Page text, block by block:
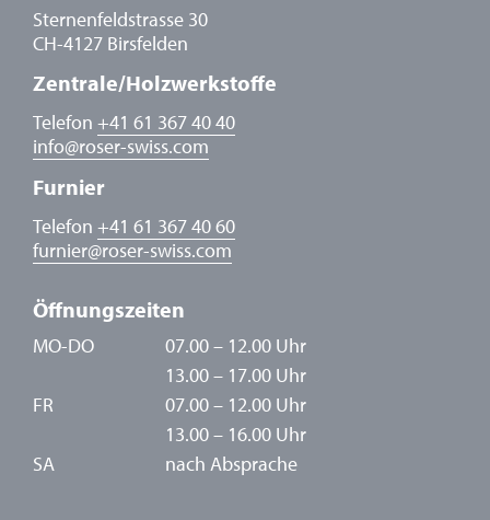
Sternenfeldstrasse 30
CH-4127 Birsfelden
Zentrale/Holzwerkstoffe
Telefon +41 61 367 40 40
info@roser-swiss.com
Furnier
Telefon +41 61 367 40 60
furnier@roser-swiss.com
Öffnungszeiten
MO-DO
07.00 – 12.00 Uhr
13.00 – 17.00 Uhr
FR
07.00 – 12.00 Uhr
13.00 – 16.00 Uhr
SA
nach Absprache